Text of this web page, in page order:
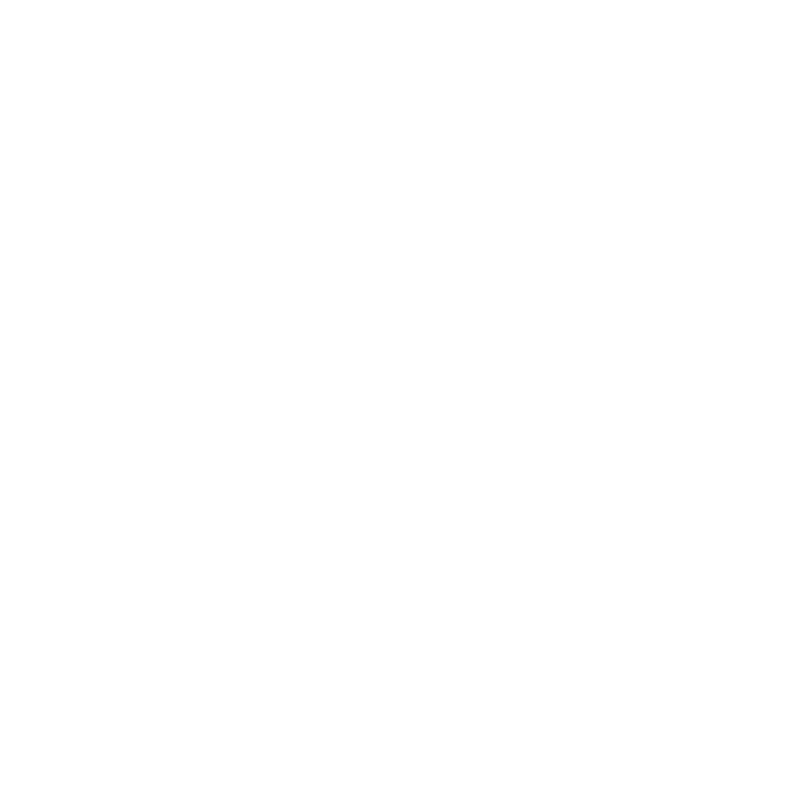
4 à la carte restaurace (italská, asijská, středmořská, mořské plody a grilované speciality), 6 barů, kavárna, posilovna, SPA, dětský koutek,
sportů, potápěčské centrum, butik
koupelna
u oceánu
přímý vstup do oceánu
2 koupelny
21:00) v bufetových restauracích dle lokace pokoje
jižní části ostrova
části ostrova
21:00) v bufetových restauracích dle lokace pokoje
jižní části ostrova
části ostrov
"Dine Around" (nutná předchozí rezervace)
Asian Wok, A-Mare a The Reef
nápojů
A-Mare
nápoji a snacky
prvních 2 dnů pobytu
(středomořská), A-Mare (italská) a The Reef (grilované speciality a mořské plody)
včetně vybavení
útesu podle rozvrhu